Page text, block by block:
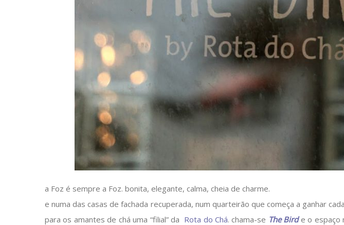
a Foz é sempre a Foz. bonita, elegante, calma, cheia de charme.
e numa das casas de fachada recuperada, num quarteirão que começa a ganhar
para os amantes de chá uma “filial” da Rota do Chá. chama-se The Birde o espaço